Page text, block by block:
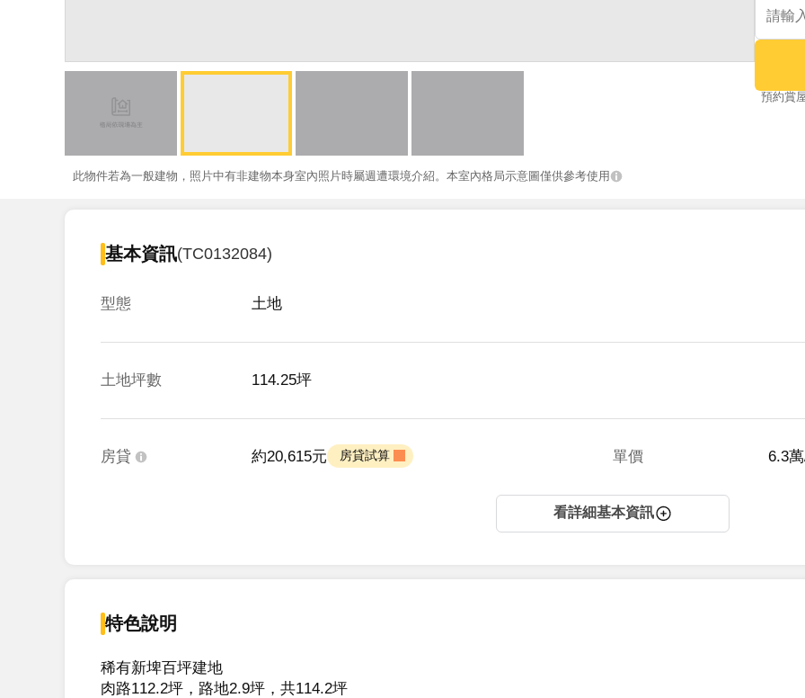
此物件若為一般建物，照片中有非建物本身室內照片時屬週遭環境介紹。本室內格局示意圖僅供參考使用
預約賞
基本資訊(TC0132084)
型態 土地
土地坪數 114.25坪
房貸 約20,615元 房貸試算 單價 6.3
看詳細基本資訊
特色說明
稀有新埤百坪建地
肉路112.2坪，路地2.9坪，共114.2坪